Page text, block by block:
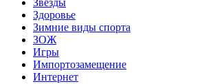
Здоровье
Зимние виды спорта
ЗОЖ
Игры
Импортозамещение
Интернет